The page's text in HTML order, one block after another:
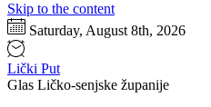
Skip to the content
Saturday, August 8th, 2026
Lički Put
Glas Ličko-senjske županije